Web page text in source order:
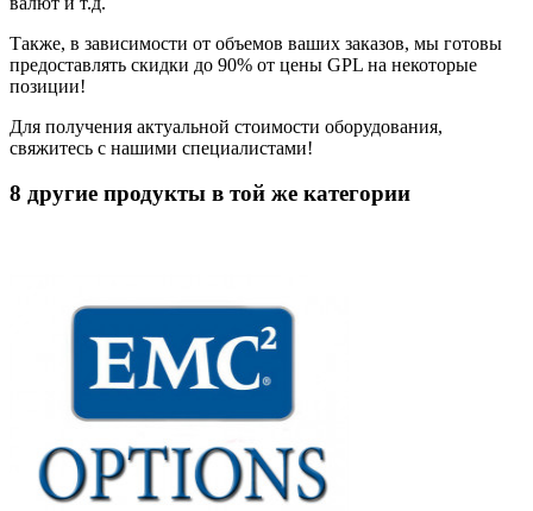
Также, в зависимости от объемов ваших заказов, мы готовы
предоставлять скидки до 90% от цены GPL на некоторые
позиции!
Для получения актуальной стоимости оборудования,
свяжитесь с нашими специалистами!
8 другие продукты в той же категории